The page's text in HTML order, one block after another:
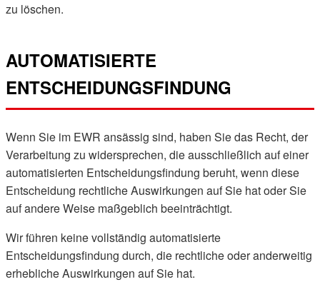
zu löschen.
AUTOMATISIERTE
ENTSCHEIDUNGSFINDUNG
Wenn Sie im EWR ansässig sind, haben Sie das Recht, der
Verarbeitung zu widersprechen, die ausschließlich auf einer
automatisierten Entscheidungsfindung beruht, wenn diese
Entscheidung rechtliche Auswirkungen auf Sie hat oder Sie
auf andere Weise maßgeblich beeinträchtigt.
Wir führen keine vollständig automatisierte
Entscheidungsfindung durch, die rechtliche oder anderweitig
erhebliche Auswirkungen auf Sie hat.